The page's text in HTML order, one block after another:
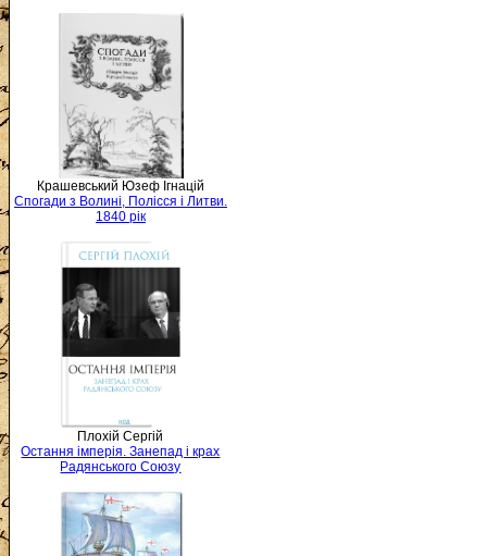
Крашевський Юзеф Ігнацій
Спогади з Волині, Полісся і Литви.
1840 рік
Плохій Сергій
Остання імперія. Занепад і крах
Радянського Союзу